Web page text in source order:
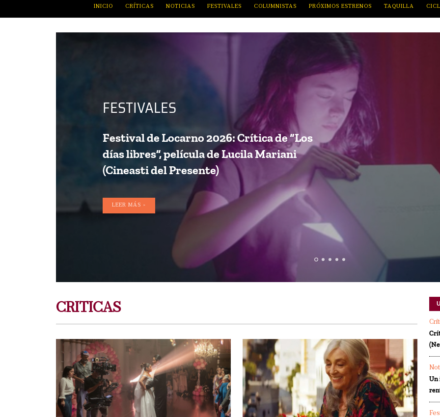
INICIO CRÍTICAS NOTICIAS FESTIVALES COLUMNISTAS PRÓXIMOS ESTRENOS TAQUILLA
FESTIVALES
Festival de Locarno 2026: Crítica de “Los
días libres”, película de Lucila Mariani
(Cineasti del Presente)
LEER MÁS >
CRITICAS
Un